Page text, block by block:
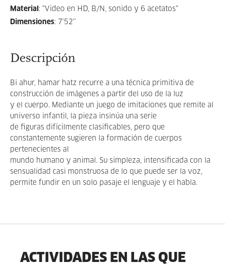
Material : "Video en HD, B/N, sonido y 6 acetatos"
Dimensiones: 7’52’’
Descripción
Bi ahur, hamar hatz recurre a una técnica primitiva de
construcción de imágenes a partir del uso de la luz
y el cuerpo. Mediante un juego de imitaciones que remite al
universo infantil, la pieza insinúa una serie
de figuras difícilmente clasificables, pero que
constantemente sugieren la formación de cuerpos
pertenecientes al
mundo humano y animal. Su simpleza, intensificada con la
sensualidad casi monstruosa de lo que puede ser la voz,
permite fundir en un solo pasaje el lenguaje y el habla.
ACTIVIDADES EN LAS QUE